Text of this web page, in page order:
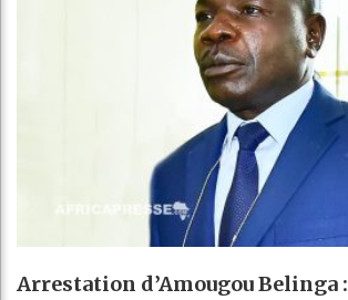
Arrestation d’Amougou Belinga :